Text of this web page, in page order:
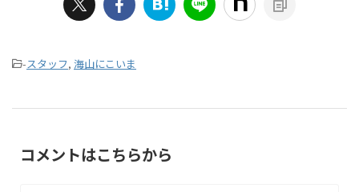
-スタッフ, 海山にこいま
コメントはこちらから